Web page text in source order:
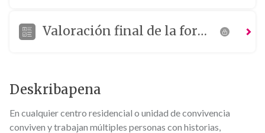
Deskribapena
En cualquier centro residencial o unidad de convivencia
conviven y trabajan múltiples personas con historias,
Valoración final de la formación